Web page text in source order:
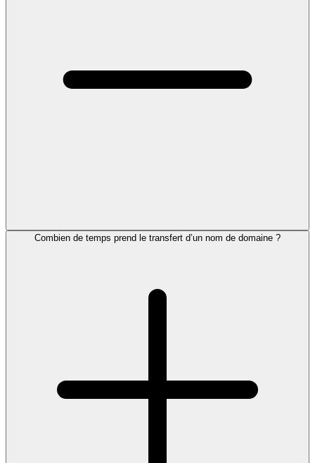
Combien de temps prend le transfert d’un nom de domaine ?